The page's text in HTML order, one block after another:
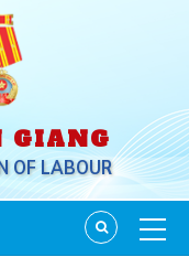
GIANG
OF LABOUR